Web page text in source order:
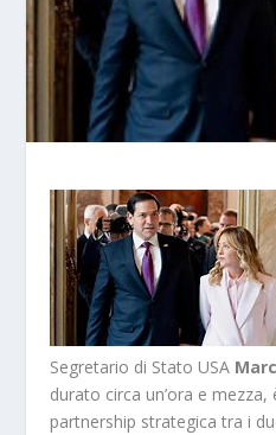
Segretario di Stato USA
durato circa un’ora e mezza,
partnership strategica tra i